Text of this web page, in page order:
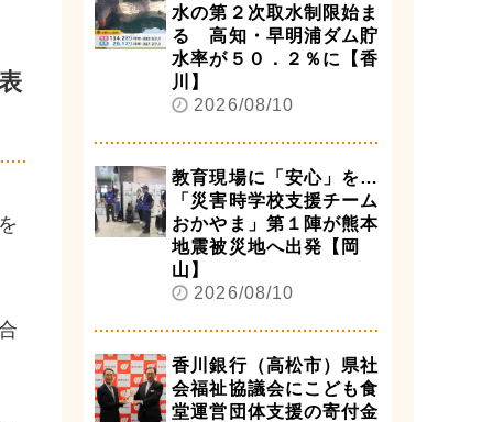
水の第２次取水制限始ま
る 高知・早明浦ダム貯
水率が５０．２％に【香
川】
2026/08/10
教育現場に「安心」を…
「災害時学校支援チーム
おかやま」第１陣が熊本
地震被災地へ出発【岡
山】
2026/08/10
香川銀行（高松市）県社
会福祉協議会にこども食
堂運営団体支援の寄付金